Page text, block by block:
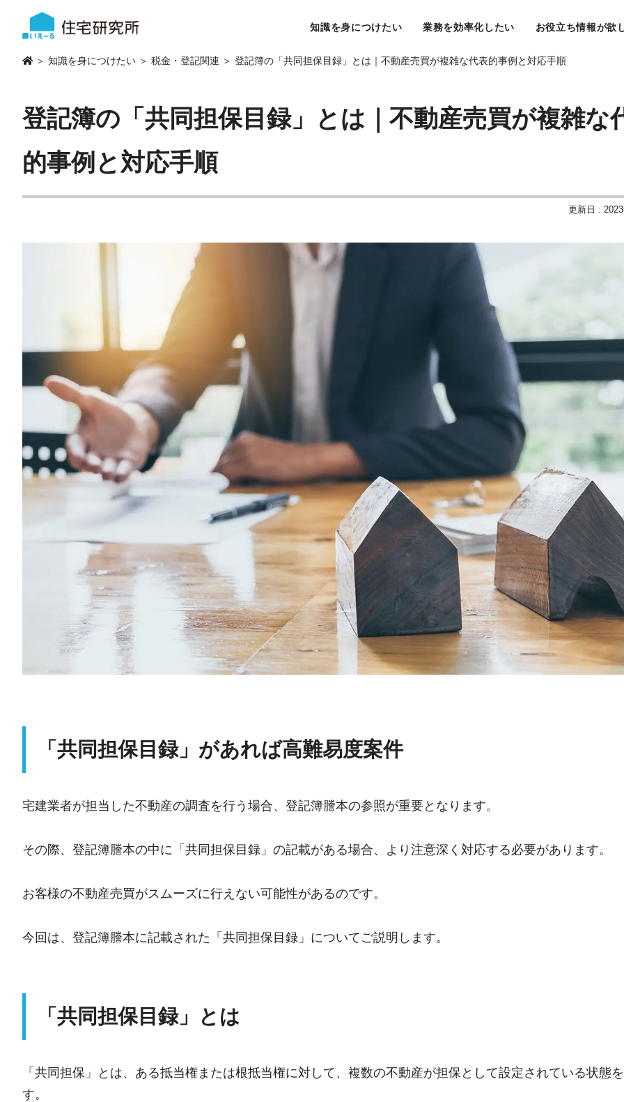
知識を身につけたい 業務を効率化したい お役立ち情報が欲
＞ 知識を身につけたい ＞ 税金・登記関連 ＞ 登記簿の「共同担保目録」とは｜不動産売買が複雑な代表的事例と対応手順
登記簿の「共同担保目録」とは｜不動産売買が複雑な
的事例と対応手順
更新日 :
「共同担保目録」があれば高難易度案件
宅建業者が担当した不動産の調査を行う場合、登記簿謄本の参照が重要となります。
その際、登記簿謄本の中に「共同担保目録」の記載がある場合、より注意深く対応する必要があります。
お客様の不動産売買がスムーズに行えない可能性があるのです。
今回は、登記簿謄本に記載された「共同担保目録」についてご説明します。
「共同担保目録」とは
「共同担保」とは、ある抵当権または根抵当権に対して、複数の不動産が担保として設定されている状態
す。